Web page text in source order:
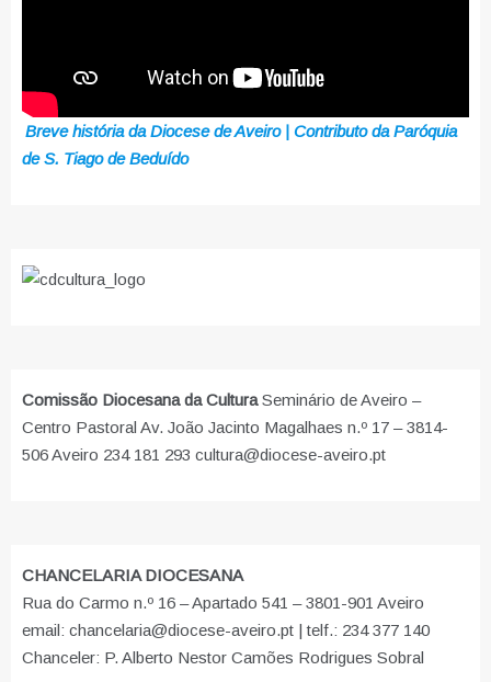
Breve história da Diocese de Aveiro | Contributo da Paróquia
de S. Tiago de Beduído
Comissão Diocesana da CulturaSeminário de Aveiro –
Centro Pastoral Av. João Jacinto Magalhaes n.º 17 – 3814-
506 Aveiro 234 181 293 cultura@diocese-aveiro.pt
CHANCELARIA DIOCESANA
Rua do Carmo n.º 16 – Apartado 541 – 3801-901 Aveiro
email: chancelaria@diocese-aveiro.pt | telf.: 234 377 140
Chanceler: P. Alberto Nestor Camões Rodrigues Sobral